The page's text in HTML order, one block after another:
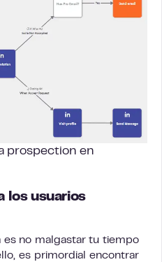
prospection en
los usuarios
es no malgastar tu tiempo
es primordial encontrar